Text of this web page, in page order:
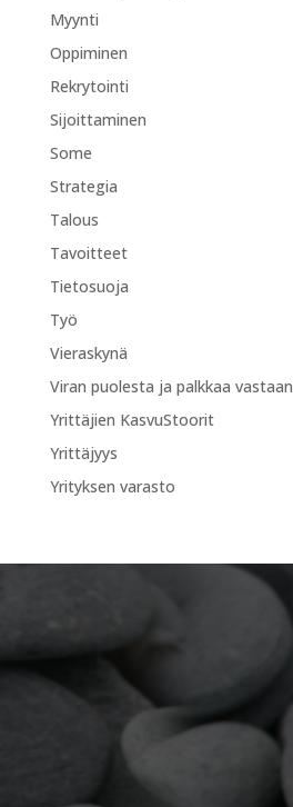
Myynti
Oppiminen
Rekrytointi
Sijoittaminen
Some
Strategia
Talous
Tavoitteet
Tietosuoja
Työ
Vieraskynä
Viran puolesta ja palkkaa vastaan
Yrittäjien KasvuStoorit
Yrittäjyys
Yrityksen varasto